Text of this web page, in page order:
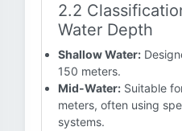
2.2
Water Depth
Shallow Water:
150 meters.
Mid-Water: Suitable
meters, often using
systems.